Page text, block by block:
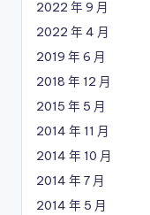
2022 年 9 月
2022 年 4 月
2019 年 6 月
2018 年 12 月
2015 年 5 月
2014 年 11 月
2014 年 10 月
2014 年 7 月
2014 年 5 月